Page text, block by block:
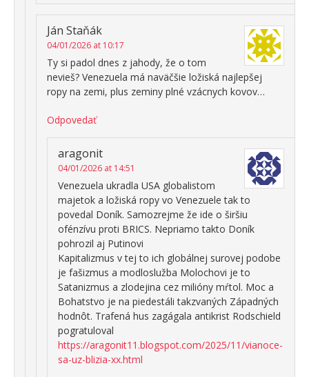
Ján Staňák
04/01/2026 at 10:17
Ty si padol dnes z jahody, že o tom
nevieš? Venezuela má naväčšie ložiská najlepšej
ropy na zemi, plus zeminy plné vzácnych kovov…
Odpovedať
aragonit
04/01/2026 at 14:51
Venezuela ukradla USA globalistom
majetok a ložiská ropy vo Venezuele tak to
povedal Doník. Samozrejme že ide o širšiu
ofénzívu proti BRICS. Nepriamo takto Doník
pohrozil aj Putinovi
Kapitalizmus v tej to ich globálnej surovej podobe
je fašizmus a modloslužba Molochovi je to
Satanizmus a zlodejina cez milióny mŕtol. Moc a
Bohatstvo je na piedestáli takzvaných Západných
hodnôt. Trafená hus zagágala antikrist Rodschield
pogratuloval
https://aragonit11.blogspot.com/2025/11/vianoce-
sa-uz-blizia-xx.html